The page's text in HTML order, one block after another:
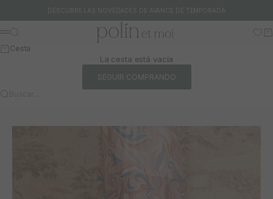
DESCUBRE LAS NOVEDADES DE AVANCE DE TEMPORADA
Polín et moi
Menú
Buscar
Cesta
La cesta está vacía
SEGUIR COMPRANDO
Buscar…